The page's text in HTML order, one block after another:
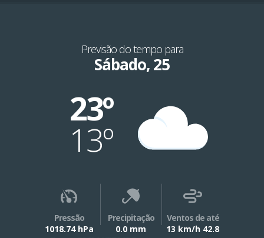
Previsão do tempo para
Sábado, 25
23º
13º
Pressão
1018.74 hPa
Precipitação
0.0 mm
Ventos de até
13 km/h 42.8